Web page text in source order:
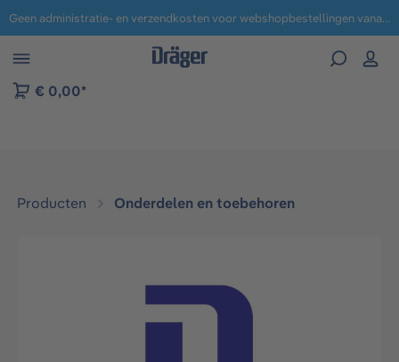
naar navigatie B2B-platform Geen administratie- en verzendkosten voor webshopbestellingen vanaf € 100,-.
€ 0,00*
Producten Onderdelen en toebehoren
Afbeeldingengalerij overslaan